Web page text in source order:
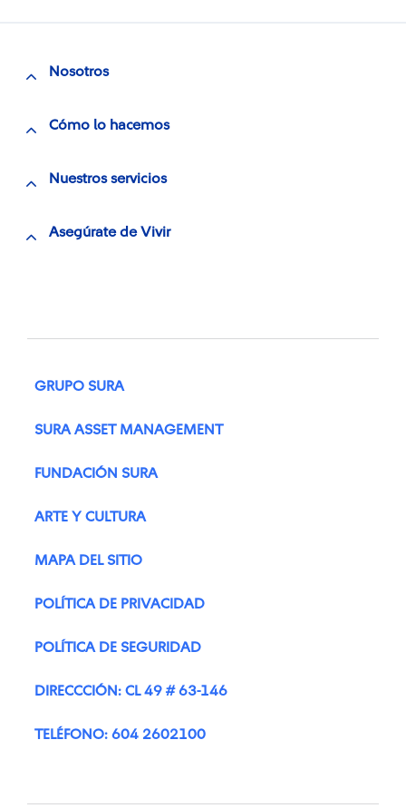
Nosotros
Cómo lo hacemos
Nuestros servicios
Asegúrate de Vivir
GRUPO SURA
SURA ASSET MANAGEMENT
FUNDACIÓN SURA
ARTE Y CULTURA
MAPA DEL SITIO
POLÍTICA DE PRIVACIDAD
POLÍTICA DE SEGURIDAD
DIRECCCIÓN: CL 49 # 63-146
TELÉFONO: 604 2602100